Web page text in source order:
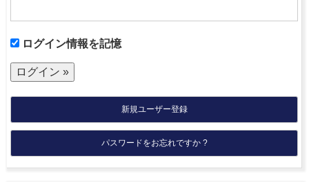
ログイン情報を記憶
新規ユーザー登録
パスワードをお忘れですか ?